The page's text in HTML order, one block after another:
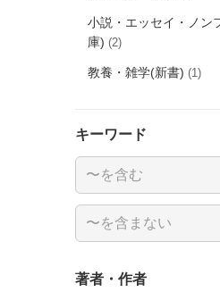
小説・エッセイ・ノン
庫) (2)
教養・雑学(新書) (1)
キーワード
著者・作者